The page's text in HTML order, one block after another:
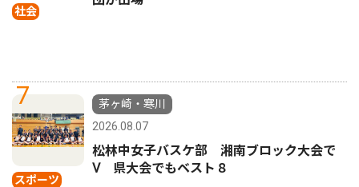
社会
7
スポーツ
茅ヶ崎・寒川
2026.08.07
松林中女子バスケ部 湘南ブロック大会で
Ⅴ 県大会でもベスト８